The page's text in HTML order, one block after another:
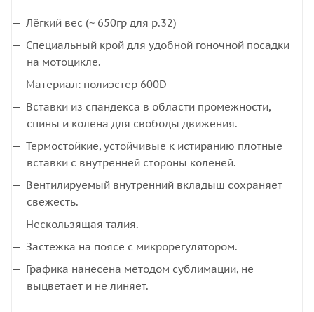
Лёгкий вес (~ 650гр для р.32)
Специальный крой для удобной гоночной посадки
на мотоцикле.
Материал: полиэстер 600D
Вставки из спандекса в области промежности,
спины и колена для свободы движения.
Термостойкие, устойчивые к истиранию плотные
вставки с внутренней стороны коленей.
Вентилируемый внутренний вкладыш сохраняет
свежесть.
Нескользящая талия.
Застежка на поясе с микрорегулятором.
Графика нанесена методом сублимации, не
выцветает и не линяет.